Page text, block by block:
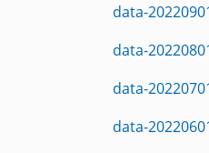
data-
data-
data-
data-